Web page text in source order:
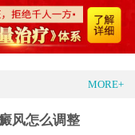
MORE+
风怎么调整